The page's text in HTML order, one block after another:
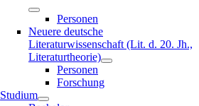
Personen
Neuere deutsche
Literaturwissenschaft (Lit. d. 20. Jh.,
Literaturtheorie)
Personen
Forschung
Studium